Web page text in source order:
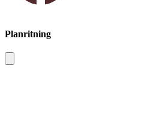
Planritning